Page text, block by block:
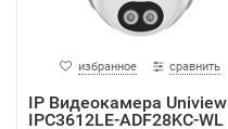
избранное сравнить
IP Видеокамера Uniview
IPC3612LE-ADF28KC-WL